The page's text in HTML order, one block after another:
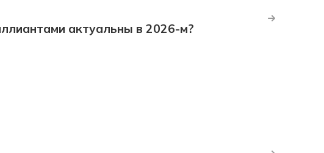
актуальны в 2026-м?